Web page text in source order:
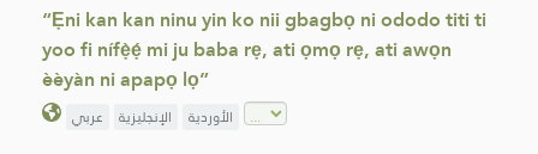
“Ẹni kan kan ninu yin ko nii gbagbọ ni ododo titi ti
yoo fi nífẹ̀ẹ́ mi ju baba rẹ, ati ọmọ rẹ, ati awọn
èèyàn ni apapọ lọ”
عربي الإنجليزية الأوردية